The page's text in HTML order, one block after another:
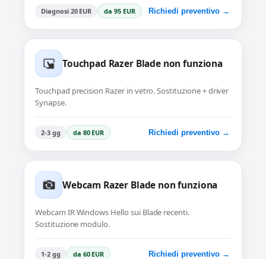
Diagnosi 20 EUR da 95 EUR Richiedi preventivo →
Touchpad Razer Blade non funziona
Touchpad precision Razer in vetro. Sostituzione + driver
Synapse.
2-3 gg da 80 EUR Richiedi preventivo →
Webcam Razer Blade non funziona
Webcam IR Windows Hello sui Blade recenti.
Sostituzione modulo.
1-2 gg da 60 EUR Richiedi preventivo →